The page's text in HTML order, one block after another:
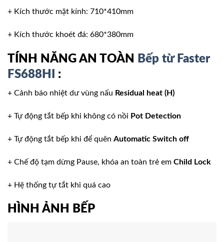
+ Kích thước mặt kính: 710*410mm
+ Kích thước khoét đá: 680*380mm
TÍNH NĂNG AN TOÀN
Bếp từ Faster
FS688HI :
+ Cảnh báo nhiệt dư vùng nấu Residual heat (H)
+ Tự động tắt bếp khi không có nồi Pot Detection
+ Tự động tắt bếp khi để quên Automatic Switch off
+ Chế độ tạm dừng Pause, khóa an toàn trẻ em Child Lock
+ Hệ thống tự tắt khi quá cao
HÌNH ẢNH BẾP